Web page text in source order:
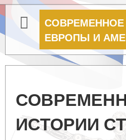
ЕВРОПЫ И
ИСТОРИИ